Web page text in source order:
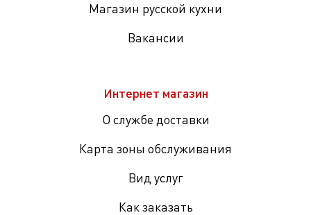
Магазин русской кухни
Вакансии
Интернет магазин
О службе доставки
Карта зоны обслуживания
Вид услуг
Как заказать